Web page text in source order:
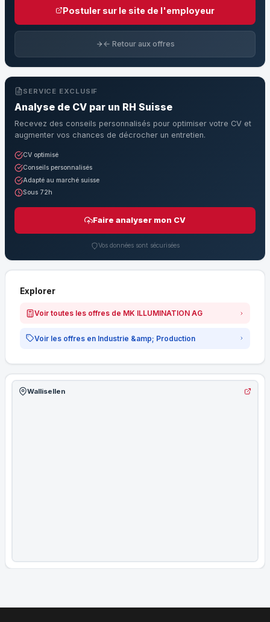
Postuler sur le site de l'employeur
← Retour aux offres
SERVICE EXCLUSIF
Analyse de CV par un RH Suisse
Recevez des conseils personnalisés pour optimiser votre CV et
augmenter vos chances de décrocher un entretien.
CV optimisé
Conseils personnalisés
Adapté au marché suisse
Sous 72h
Faire analyser mon CV
Vos données sont sécurisées
Explorer
Voir toutes les offres de MK ILLUMINATION AG
Voir les offres en Industrie &amp; Production
Wallisellen